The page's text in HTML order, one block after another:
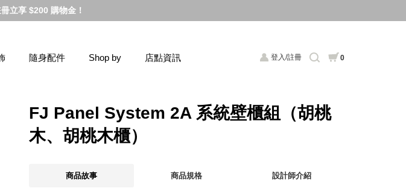
立享 $200 購物金！
登入/註冊 0
隨身配件 Shop by 店點資訊
FJ Panel System 2A 系統壁櫃組（胡桃
木、胡桃木櫃）
商品故事 商品規格 設計師介紹